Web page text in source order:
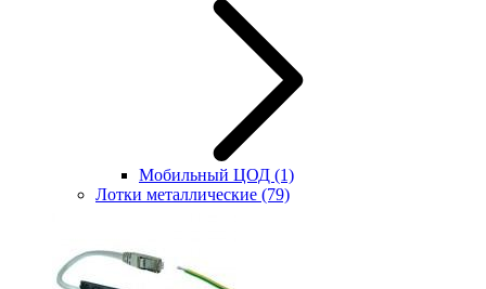
Мобильный ЦОД (1)
Лотки металлические (79)